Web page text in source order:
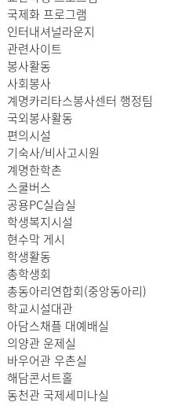
국제화 프로그램
인터내셔널라운지
관련사이트
봉사활동
사회봉사
계명카리타스봉사센터 행정팀
국외봉사활동
편의시설
기숙사/비사고시원
계명한학촌
스쿨버스
공용PC실습실
학생복지시설
현수막 게시
학생활동
총학생회
총동아리연합회(중앙동아리)
학교시설대관
아담스채플 대예배실
의양관 운제실
바우어관 우촌실
해담콘서트홀
동천관 국제세미나실